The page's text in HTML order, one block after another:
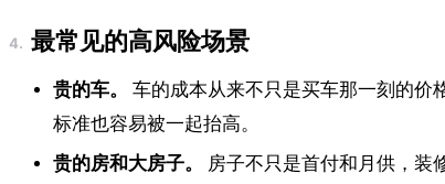
最常见的高风险场景
贵的车。
车的成本从来不只是买车那一刻的价
标准也容易被一起抬高。
贵的房和大房子。
房子不只是首付和月供，装